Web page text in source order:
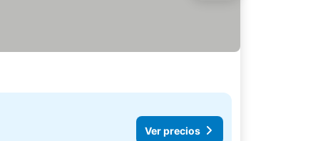
Ver precios